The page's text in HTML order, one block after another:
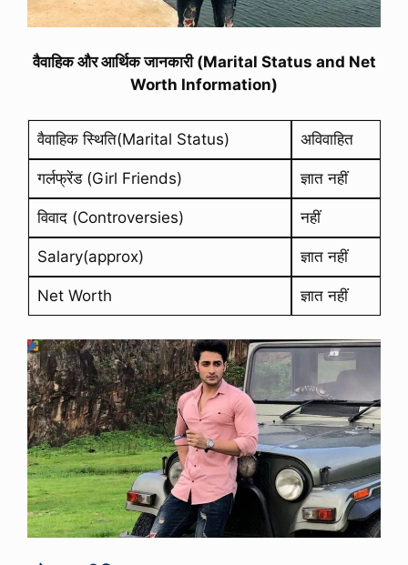
वैवाहिक और आर्थिक जानकारी (Marital Status and Net
Worth Information)
वैवाहिक स्थिति(Marital Status) अविवाहित
गर्लफ्रेंड (Girl Friends) ज्ञात नहीं
विवाद (Controversies) नहीं
Salary(approx) ज्ञात नहीं
Net Worth ज्ञात नहीं